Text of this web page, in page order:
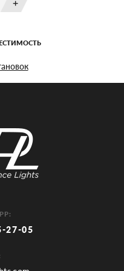
27-05